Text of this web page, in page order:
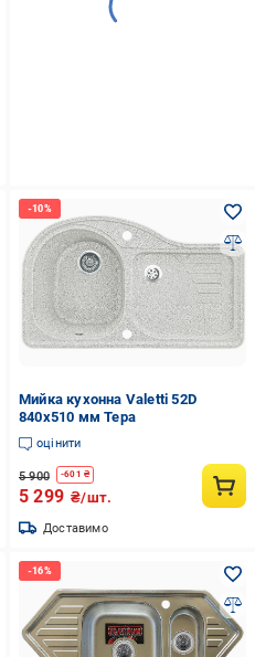
Мийка кухонна Valetti 52D
840x510 мм Тера
оцінити
5 900 -601 ₴
5 299 ₴/шт.
Доставимо